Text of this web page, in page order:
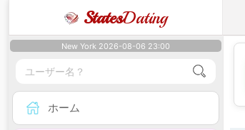
StatesDating
New York 2026-08-06 23:00
ホーム